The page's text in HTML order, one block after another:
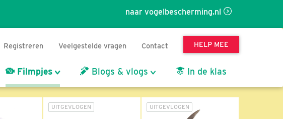
naar vogelbescherming.nl
Registreren Veelgestelde vragen Contact HELP MEE
Filmpjes Blogs & vlogs In de klas
UITGEVLOGEN UITGEVLOGEN